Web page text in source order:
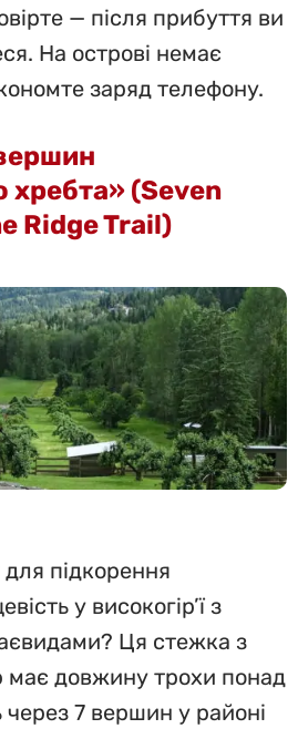
— після прибуття ви
На острові немає
заряд телефону.
хребта» (Seven
Ridge Trail)
підкорення
у високогір’ї з
Ця стежка з
довжину трохи понад
7 вершин у районі